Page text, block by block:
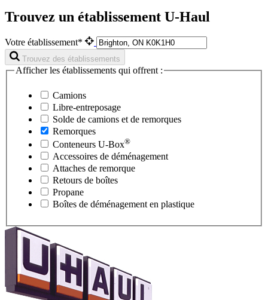
Trouvez un établissement U-Haul
Votre établissement*
Trouvez des établissements
Afficher les établissements qui offrent :
Camions
Libre-entreposage
Solde de camions et de remorques
Remorques
Conteneurs U-Box®
Accessoires de déménagement
Attaches de remorque
Retours de boîtes
Propane
Boîtes de déménagement en plastique